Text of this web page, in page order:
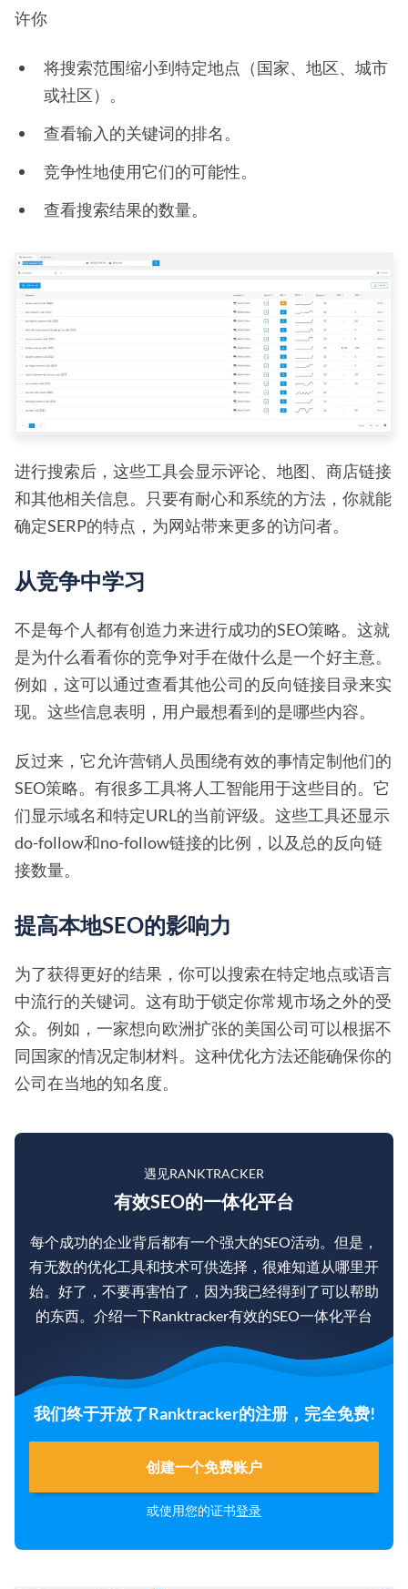
许你
将搜索范围缩小到特定地点（国家、地区、城市
或社区）。
查看输入的关键词的排名。
竞争性地使用它们的可能性。
查看搜索结果的数量。
进行搜索后，这些工具会显示评论、地图、商店链接
和其他相关信息。只要有耐心和系统的方法，你就能
确定SERP的特点，为网站带来更多的访问者。
从竞争中学习
不是每个人都有创造力来进行成功的SEO策略。这就
是为什么看看你的竞争对手在做什么是一个好主意。
例如，这可以通过查看其他公司的反向链接目录来实
现。这些信息表明，用户最想看到的是哪些内容。
反过来，它允许营销人员围绕有效的事情定制他们的
SEO策略。有很多工具将人工智能用于这些目的。它
们显示域名和特定URL的当前评级。这些工具还显示
do-follow和no-follow链接的比例，以及总的反向链
接数量。
提高本地SEO的影响力
为了获得更好的结果，你可以搜索在特定地点或语言
中流行的关键词。这有助于锁定你常规市场之外的受
众。例如，一家想向欧洲扩张的美国公司可以根据不
同国家的情况定制材料。这种优化方法还能确保你的
公司在当地的知名度。
遇见RANKTRACKER
有效SEO的一体化平台
每个成功的企业背后都有一个强大的SEO活动。但是，
有无数的优化工具和技术可供选择，很难知道从哪里开
始。好了，不要再害怕了，因为我已经得到了可以帮助
的东西。介绍一下Ranktracker有效的SEO一体化平台
我们终于开放了Ranktracker的注册，完全免费!
创建一个免费账户
或使用您的证书登录